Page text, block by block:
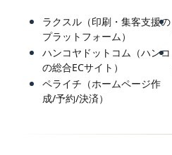
ラクスル（印刷・集客支援の
プラットフォーム）
ハンコヤドットコム（ハンコ
の総合ECサイト）
ペライチ（ホームページ作
成/予約/決済）